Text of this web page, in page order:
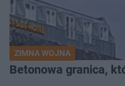
ZIMNA WOJNA
Betonowa granica,